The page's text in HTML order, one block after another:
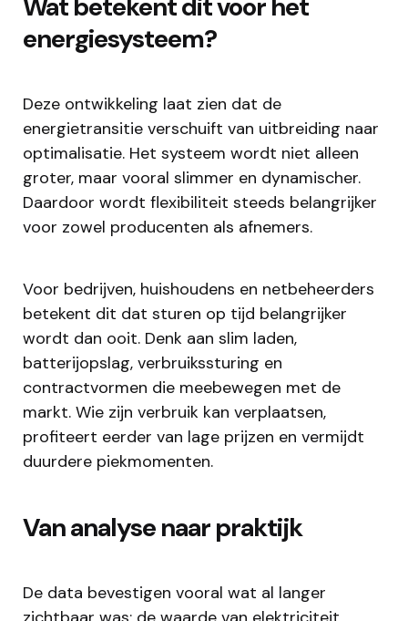
energiesysteem?
Deze ontwikkeling laat zien dat de
energietransitie verschuift van uitbreiding naar
optimalisatie. Het systeem wordt niet alleen
groter, maar vooral slimmer en dynamischer.
Daardoor wordt flexibiliteit steeds belangrijker
voor zowel producenten als afnemers.
Voor bedrijven, huishoudens en netbeheerders
betekent dit dat sturen op tijd belangrijker
wordt dan ooit. Denk aan slim laden,
batterijopslag, verbruikssturing en
contractvormen die meebewegen met de
markt. Wie zijn verbruik kan verplaatsen,
profiteert eerder van lage prijzen en vermijdt
duurdere piekmomenten.
Van analyse naar praktijk
De data bevestigen vooral wat al langer